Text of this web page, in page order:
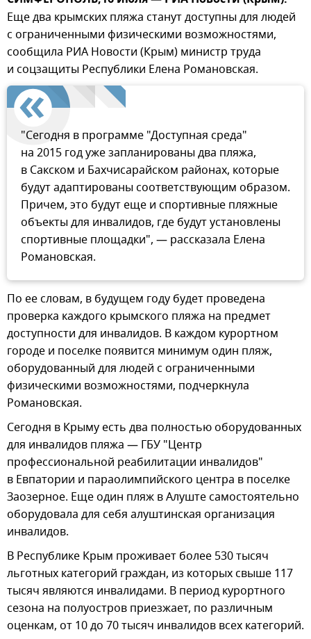
Еще два крымских пляжа станут доступны для людей
с ограниченными физическими возможностями,
сообщила РИА Новости (Крым) министр труда
и соцзащиты Республики Елена Романовская.
"Сегодня в программе "Доступная среда"
на 2015 год уже запланированы два пляжа,
в Сакском и Бахчисарайском районах, которые
будут адаптированы соответствующим образом.
Причем, это будут еще и спортивные пляжные
объекты для инвалидов, где будут установлены
спортивные площадки", — рассказала Елена
Романовская.
По ее словам, в будущем году будет проведена
проверка каждого крымского пляжа на предмет
доступности для инвалидов. В каждом курортном
городе и поселке появится минимум один пляж,
оборудованный для людей с ограниченными
физическими возможностями, подчеркнула
Романовская.
Сегодня в Крыму есть два полностью оборудованных
для инвалидов пляжа — ГБУ "Центр
профессиональной реабилитации инвалидов"
в Евпатории и параолимпийского центра в поселке
Заозерное. Еще один пляж в Алуште самостоятельно
оборудовала для себя алуштинская организация
инвалидов.
В Республике Крым проживает более 530 тысяч
льготных категорий граждан, из которых свыше 117
тысяч являются инвалидами. В период курортного
сезона на полуостров приезжает, по различным
оценкам, от 10 до 70 тысяч инвалидов всех категорий.